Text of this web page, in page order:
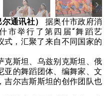
通讯社）
据奥什市政府消
市举行了第四届“舞蹈艺
式，汇聚了来自不同国家的
克斯坦、乌兹别克斯坦、俄
亚的舞蹈团体、编舞家、文
吉尔吉斯斯坦的创作团队也